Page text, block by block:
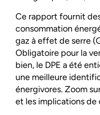
Ce rapport fournit
consommation
gaz à effet de serre
Obligatoire pour la
bien, le DPE a été
une meilleure
énergivores. Zoom
et les implications de